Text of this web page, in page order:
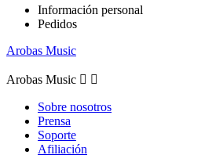
Información personal
Pedidos
Arobas Music
Arobas Music  
Sobre nosotros
Prensa
Soporte
Afiliación